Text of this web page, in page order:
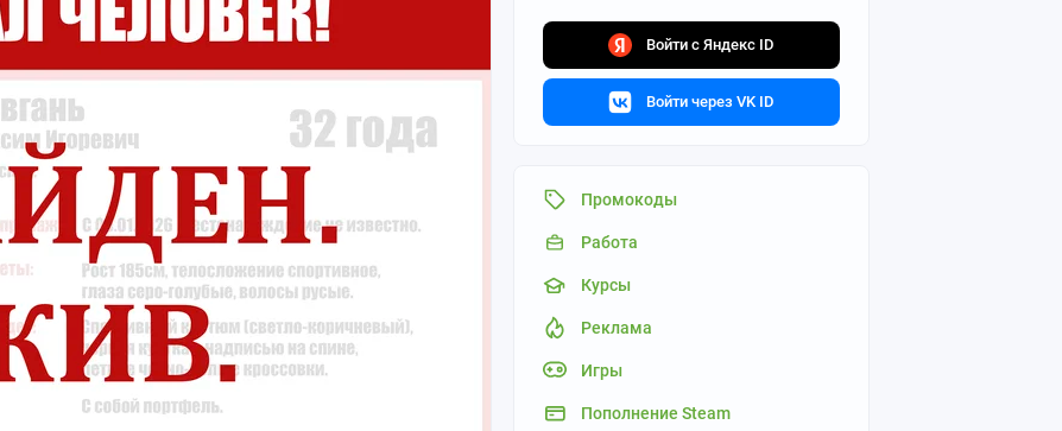
Войти с Яндекс ID
Войти через VK ID
Промокоды
Работа
Курсы
Реклама
Игры
Пополнение Steam